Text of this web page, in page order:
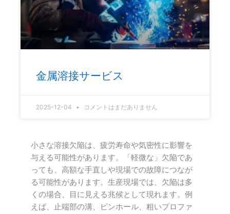
金属溶接サービス
2025-12-04 コメントはまだありません
小さな溶接欠陥は、疲労寿命や気密性に影響を
与える可能性があります。「軽微な」欠陥であ
っても、高額な手直しや現場での故障につなが
る可能性があります。生産現場では、欠陥は多
くの場合、目に見える兆候として現れます。例
えば、止端部の溝、ピンホール、粗いプロファ